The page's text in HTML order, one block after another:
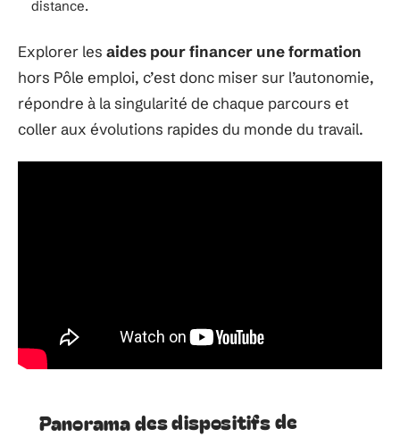
distance.
Explorer les aides pour financer une formation
hors Pôle emploi, c’est donc miser sur l’autonomie,
répondre à la singularité de chaque parcours et
coller aux évolutions rapides du monde du travail.
Panorama des dispositifs de